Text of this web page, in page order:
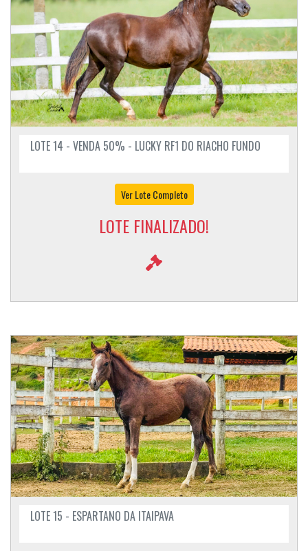
LOTE 14 - VENDA 50% - LUCKY RF1 DO RIACHO FUNDO
Ver Lote Completo
LOTE FINALIZADO!
LOTE 15 - ESPARTANO DA ITAIPAVA